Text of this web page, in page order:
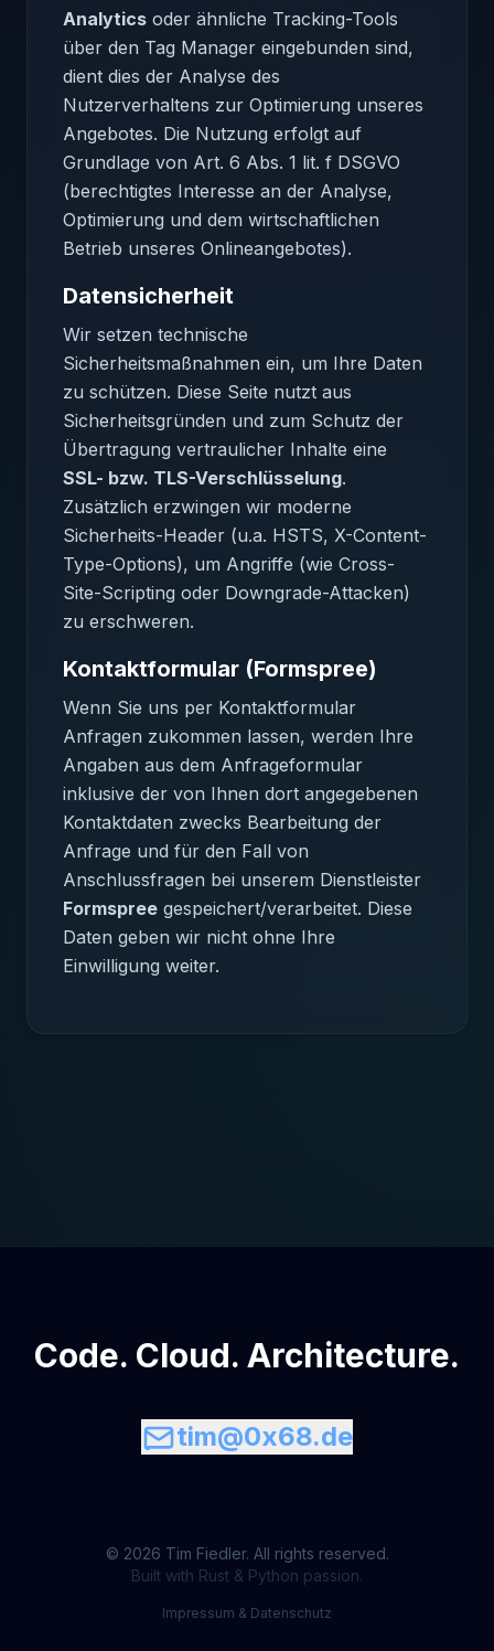
Analytics oder ähnliche Tracking-Tools
über den Tag Manager eingebunden sind,
dient dies der Analyse des
Nutzerverhaltens zur Optimierung unseres
Angebotes. Die Nutzung erfolgt auf
Grundlage von Art. 6 Abs. 1 lit. f DSGVO
(berechtigtes Interesse an der Analyse,
Optimierung und dem wirtschaftlichen
Betrieb unseres Onlineangebotes).
Datensicherheit
Wir setzen technische
Sicherheitsmaßnahmen ein, um Ihre Daten
zu schützen. Diese Seite nutzt aus
Sicherheitsgründen und zum Schutz der
Übertragung vertraulicher Inhalte eine
SSL- bzw. TLS-Verschlüsselung.
Zusätzlich erzwingen wir moderne
Sicherheits-Header (u.a. HSTS, X-Content-
Type-Options), um Angriffe (wie Cross-
Site-Scripting oder Downgrade-Attacken)
zu erschweren.
Kontaktformular (Formspree)
Wenn Sie uns per Kontaktformular
Anfragen zukommen lassen, werden Ihre
Angaben aus dem Anfrageformular
inklusive der von Ihnen dort angegebenen
Kontaktdaten zwecks Bearbeitung der
Anfrage und für den Fall von
Anschlussfragen bei unserem Dienstleister
Formspree gespeichert/verarbeitet. Diese
Daten geben wir nicht ohne Ihre
Einwilligung weiter.
Code. Cloud. Architecture.
tim@0x68.de
© 2026 Tim Fiedler. All rights reserved.
Built with Rust & Python passion.
Impressum & Datenschutz